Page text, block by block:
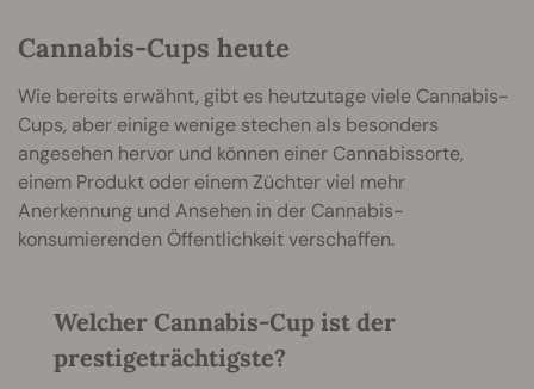
Cannabis-Cups heute
Wie bereits erwähnt, gibt es heutzutage viele Cannabis-
Cups, aber einige wenige stechen als besonders
angesehen hervor und können einer Cannabissorte,
einem Produkt oder einem Züchter viel mehr
Anerkennung und Ansehen in der Cannabis-
konsumierenden Öffentlichkeit verschaffen.
Welcher Cannabis-Cup ist der
prestigeträchtigste?